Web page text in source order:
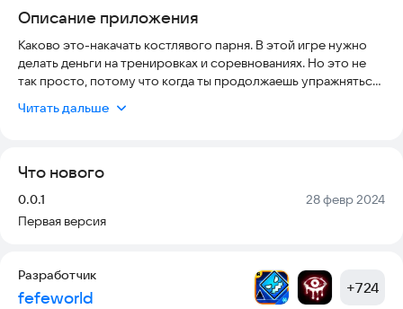
Описание приложения
Каково это-накачать костлявого парня. В этой игре нужно
делать деньги на тренировках и соревнованиях. Но это не
так просто, потому что когда ты продолжаешь упражняться,
достаточно денег, вы сможете купить больше снаряжения,
Читать дальше
Что нового
Версия:
0.0.1 Дата:
28 февр 2024
Первая версия
Разработчик
fefeworld +724